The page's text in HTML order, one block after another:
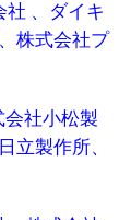
社 、ダイキ
株式会社プ
社小松製
立製作所、